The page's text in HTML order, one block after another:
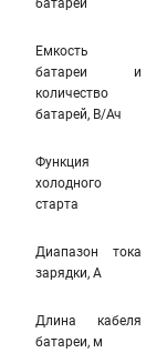
батареи
Емкость
батареи и
количество
батарей, В/Ач
Функция
холодного
старта
Диапазон тока
зарядки, А
Длина кабеля
батареи, м